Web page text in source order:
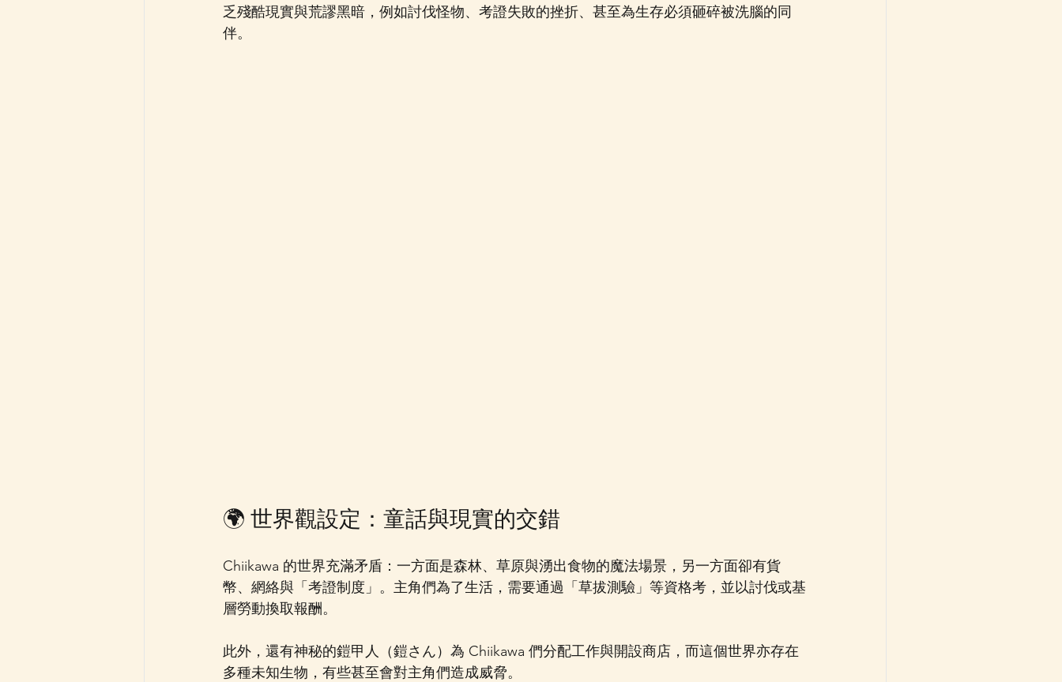
乏殘酷現實與荒謬黑暗，例如討伐怪物、考證失敗的挫折、甚至為生存必須砸碎被洗腦的同
伴。
🌍 世界觀設定：童話與現實的交錯
Chiikawa 的世界充滿矛盾：一方面是森林、草原與湧出食物的魔法場景，另一方面卻有貨
幣、網絡與「考證制度」。主角們為了生活，需要通過「草拔測驗」等資格考，並以討伐或基
層勞動換取報酬。
此外，還有神秘的鎧甲人（鎧さん）為 Chiikawa 們分配工作與開設商店，而這個世界亦存在
多種未知生物，有些甚至會對主角們造成威脅。